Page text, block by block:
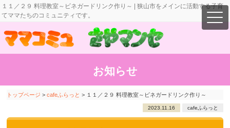
１１／２９ 料理教室～ビネガードリンク作り～ | 狭山市をメインに活動する子育
てママたちのコミュニティです。
お知らせ
トップページ >cafeふらっと > １１／２９ 料理教室～ビネガードリンク作り～
2023.11.16 cafeふらっと